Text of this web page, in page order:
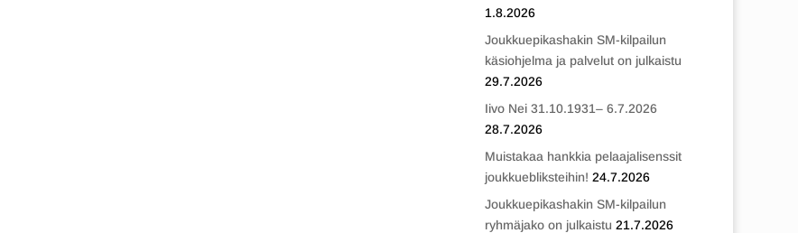
1.8.2026
Joukkuepikashakin SM-kilpailun
käsiohjelma ja palvelut on julkaistu
29.7.2026
Iivo Nei 31.10.1931– 6.7.2026
28.7.2026
Muistakaa hankkia pelaajalisenssit
joukkuebliksteihin! 24.7.2026
Joukkuepikashakin SM-kilpailun
ryhmäjako on julkaistu 21.7.2026